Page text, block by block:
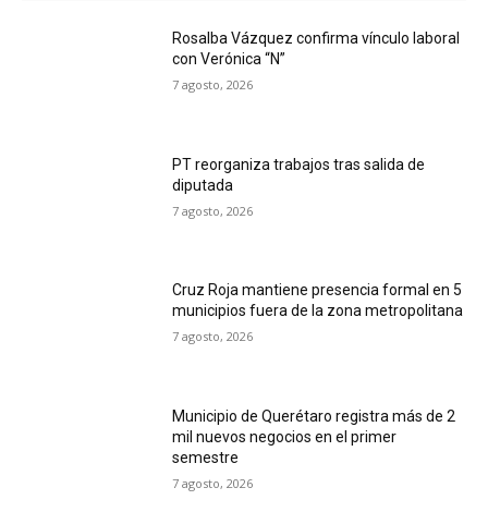
Rosalba Vázquez confirma vínculo laboral
con Verónica “N”
7 agosto, 2026
PT reorganiza trabajos tras salida de
diputada
7 agosto, 2026
Cruz Roja mantiene presencia formal en 5
municipios fuera de la zona metropolitana
7 agosto, 2026
Municipio de Querétaro registra más de 2
mil nuevos negocios en el primer
semestre
7 agosto, 2026